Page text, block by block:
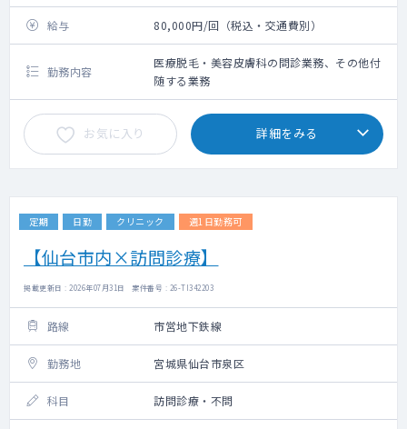
給与 80,000円/回（税込・交通費別）
勤務内容
医療脱毛・美容皮膚科の問診業務、その他付
随する業務
お気に入り 詳細をみる
定期 日勤 クリニック 週1日勤務可
【仙台市内×訪問診療】
掲載更新日 : 2026年07月31日 案件番号 : 26-TI342203
路線 市営地下鉄線
勤務地 宮城県仙台市泉区
科目 訪問診療・不問